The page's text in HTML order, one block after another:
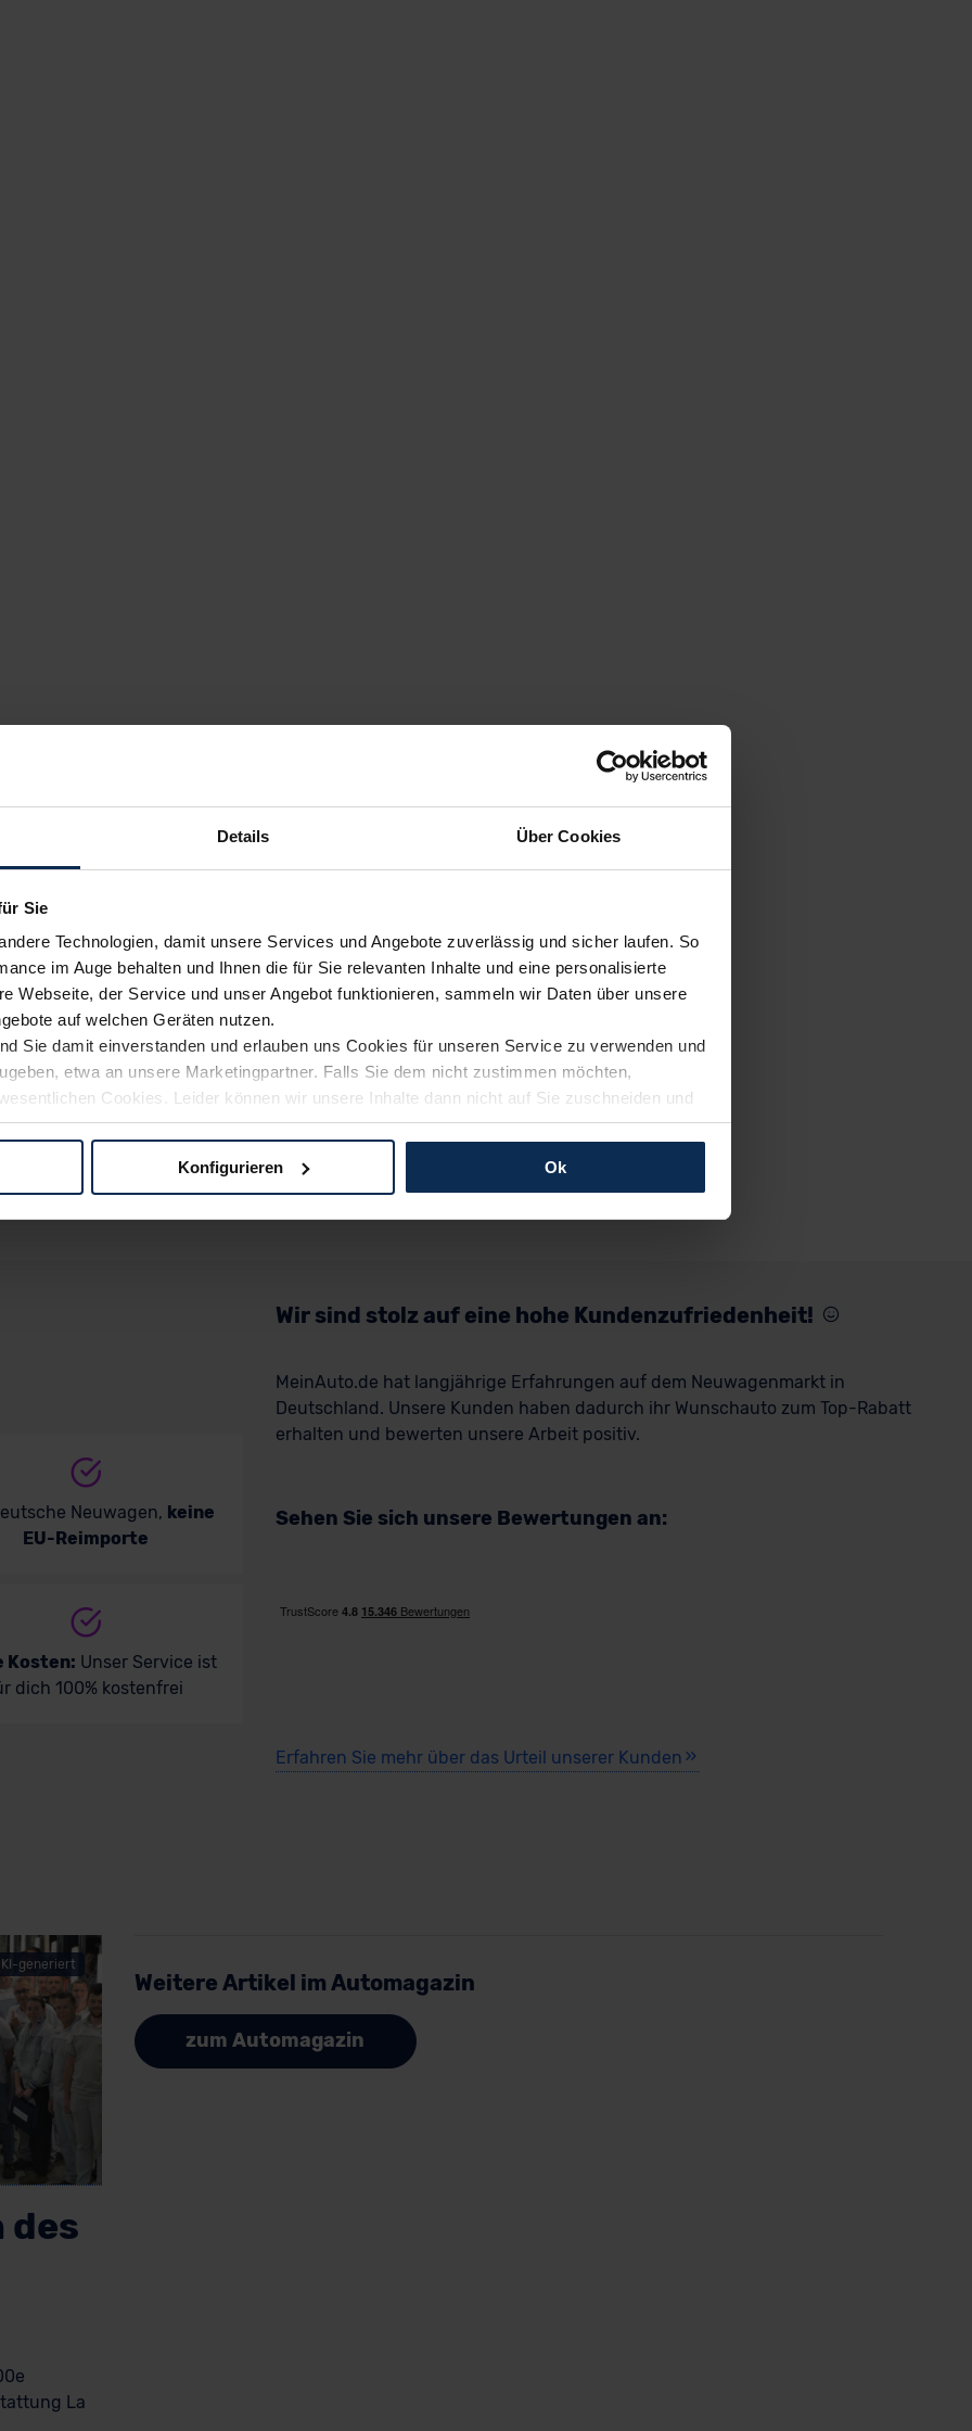
Details Über Cookies
Sie
Technologien, damit unsere Services und Angebote zuverlässig und sicher laufen. So
im Auge behalten und Ihnen die für Sie relevanten Inhalte und eine personalisierte
Webseite, der Service und unser Angebot funktionieren, sammeln wir Daten über unsere
auf welchen Geräten nutzen.
Sie damit einverstanden und erlauben uns Cookies für unseren Service zu verwenden und
etwa an unsere Marketingpartner. Falls Sie dem nicht zustimmen möchten,
Cookies. Leider können wir unsere Inhalte dann nicht auf Sie zuschneiden und
Weg zu Ihrem Neuwagen unterstützen. Sie können die Einstellungen jederzeit anpassen
Sie hierzu Ihre Einwilligung freiwillig erteilen. Nähere Informationen zu den bestehenden
Konfigurieren Ok
Neuwagen, keine
EU-Reimporte
Kosten: Unser Service ist
dich 100% kostenfrei
Wir sind stolz auf eine hohe Kundenzufriedenheit!
MeinAuto.de hat langjährige Erfahrungen auf dem Neuwagenmarkt in
Deutschland. Unsere Kunden haben dadurch ihr Wunschauto zum Top-Rabatt
erhalten und bewerten unsere Arbeit positiv.
Sehen Sie sich unsere Bewertungen an:
Erfahren Sie mehr über das Urteil unserer Kunden
KI-generiert
des
La
Weitere Artikel im Automagazin
zum Automagazin